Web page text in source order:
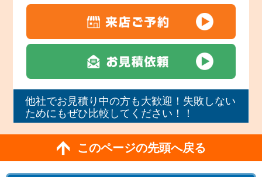
他社でお見積り中の方も大歓迎！失敗しない
ためにもぜひ比較してください！！
このページの先頭へ戻る